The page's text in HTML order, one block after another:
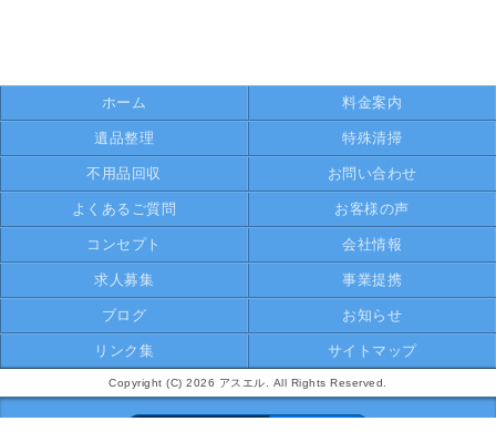
ホーム 料金案内
遺品整理 特殊清掃
不用品回収 お問い合わせ
よくあるご質問 お客様の声
コンセプト 会社情報
求人募集 事業提携
ブログ お知らせ
リンク集 サイトマップ
Copyright (C) 2026 アスエル. All Rights Reserved.